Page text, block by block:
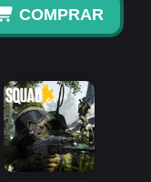
COMPRAR